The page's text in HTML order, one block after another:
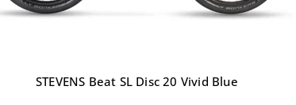
STEVENS Beat SL Disc 20 Vivid Blue